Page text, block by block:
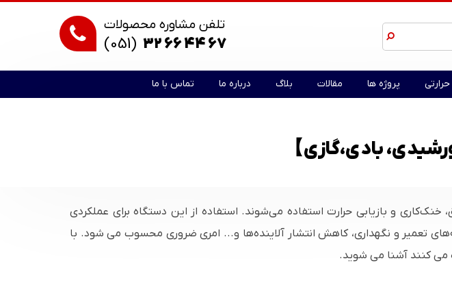
تلفن مشاوره محصولات
(051) 32 66 44 67
پروژه ها مقالات بلاگ درباره ما تماس با ما
بادی،گازی】
خنک‌کاری و بازیابی حرارت استفاده می‌شوند. استفاده از این دستگاه برای عملکردی
تعمیر و نگهداری، کاهش انتشار آلاینده‌ها و... امری ضروری محسوب می شود. با
می کنند آشنا می شوید.